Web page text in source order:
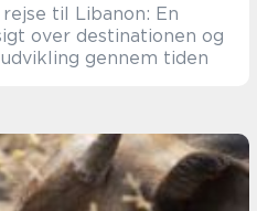
til Libanon: En
over destinationen og
gennem tiden